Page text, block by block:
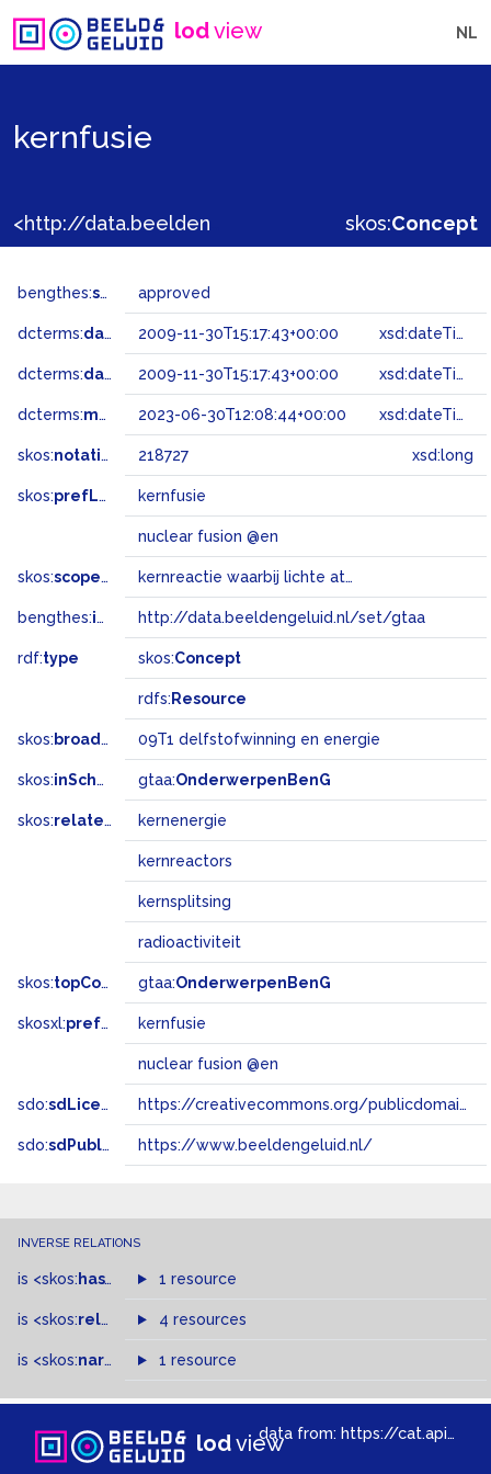
lodview NL
kernfusie
skos:Concept
bengthes:status approved
dcterms:dateAccepted 2009-11-30T15:17:43+00:00 xsd:dateTime
dcterms:dateSubmitted 2009-11-30T15:17:43+00:00 xsd:dateTime
dcterms:modified 2023-06-30T12:08:44+00:00 xsd:dateTime
skos:notation 218727 xsd:long
skos:prefLabel kernfusie
nuclear fusion @en
skos:scopeNote kernreactie waarbij lichte atoomkernen versmelten tot zware, waardoor energie vrijkomt
bengthes:inSet http://data.beeldengeluid.nl/set/gtaa
rdf:type skos:Concept
rdfs: Resource
skos: broadMatch 09T1 delfstofwinning en energie
skos:inScheme gtaa:OnderwerpenBenG
skos:related kernenergie
kernreactors
kernsplitsing
radioactiviteit
skos:topConceptOf gtaa:OnderwerpenBenG
skosxl:prefLabel kernfusie
nuclear fusion @en
sdo:sdLicense https://creativecommons.org/publicdomain/zero/1.0/
sdo:sdPublisher https://www.beeldengeluid.nl/
INVERSE RELATIONS
is <skos: hasTopConcept >of
1 resource
is <skos:related > of4 resources
is <skos:narrowMatch >of
1 resource
lodviewdata from: https://cat.apis.beeldengeluid.nl/sparql